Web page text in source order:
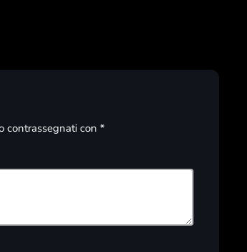
contrassegnati con *